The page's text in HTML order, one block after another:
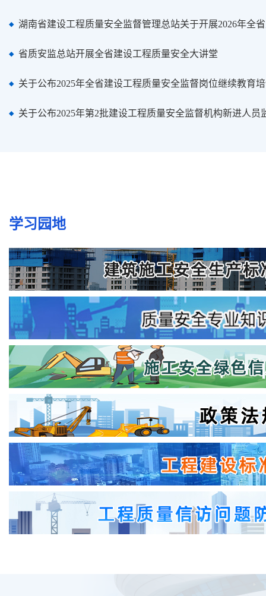
湖南省建设工程质量安全监督管理总站关于开展2026年全
省质安监总站开展全省建设工程质量安全大讲堂
关于公布2025年全省建设工程质量安全监督岗位继续教育
关于公布2025年第2批建设工程质量安全监督机构新进人员
学习园地